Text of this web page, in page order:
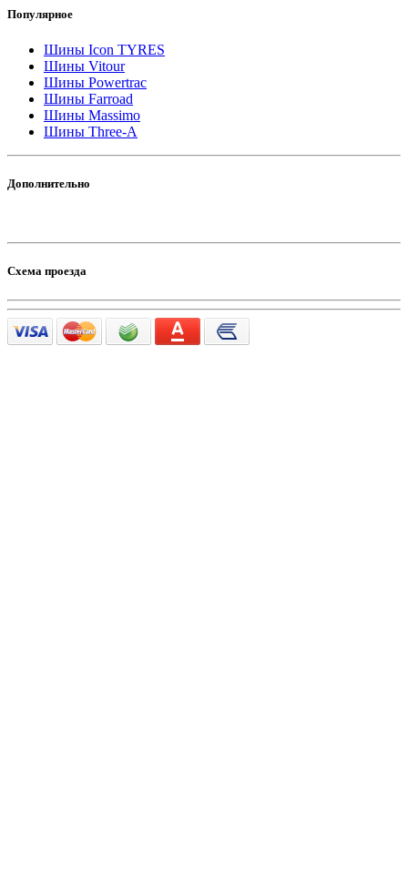
Популярное
Шины Icon TYRES
Шины Vitour
Шины Powertrac
Шины Farroad
Шины Massimo
Шины Three-A
Дополнительно
Схема проезда